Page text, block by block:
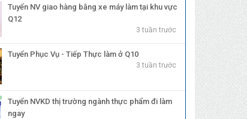
Tuyển NV giao hàng bằng xe máy làm tại khu vực
Q12
3 tuần trước
Tuyển Phục Vụ - Tiếp Thực làm ở Q10
3 tuần trước
Tuyển NVKD thị trường ngành thực phẩm đi làm
ngay